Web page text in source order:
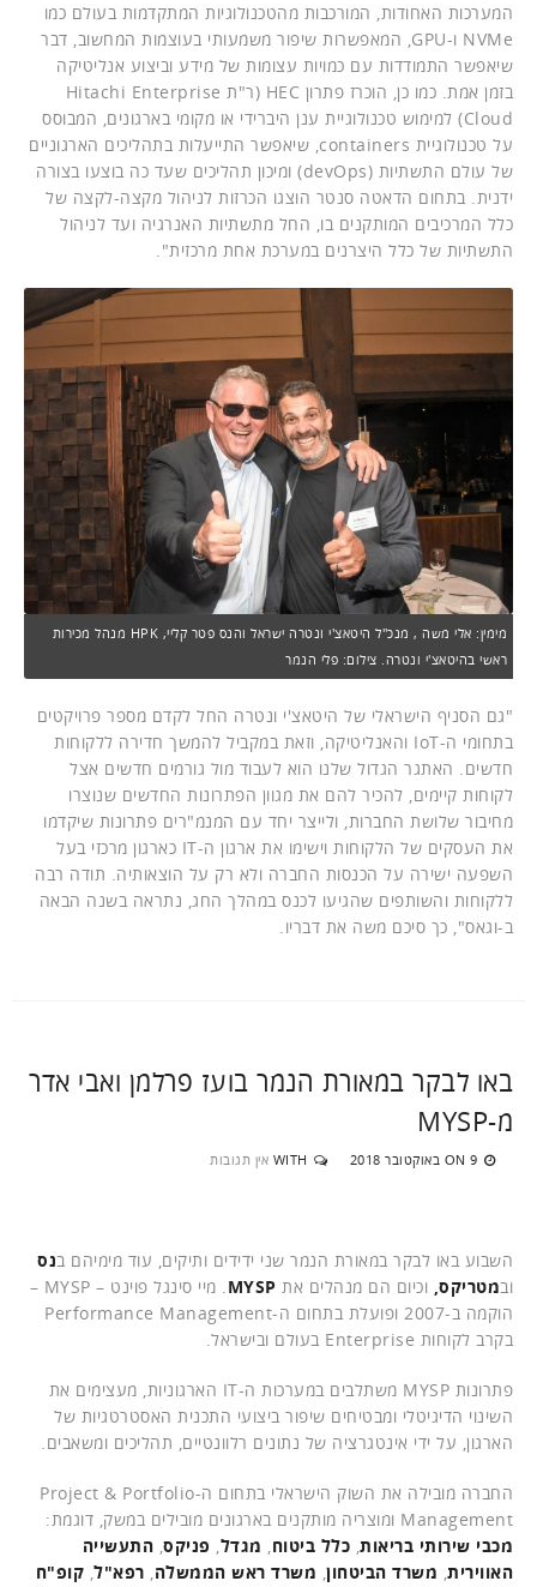
המערכות האחודות, המורכבות מהטכנולוגיות המתקדמות בעולם כמו
NVMe ו-GPU, המאפשרות שיפור משמעותי בעוצמות המחשוב, דבר
שיאפשר התמודדות עם כמויות עצומות של מידע וביצוע אנליטיקה
בזמן אמת. כמו כן, הוכרז פתרון HEC (ר"ת Hitachi Enterprise
Cloud) למימוש טכנולוגיית ענן היברידי או מקומי בארגונים, המבוסס
על טכנולוגיית containers, שיאפשר התייעלות בתהליכים הארגוניים
של עולם התשתיות (devOps) ומיכון תהליכים שעד כה בוצעו בצורה
ידנית. בתחום הדאטה סנטר הוצגו הכרזות לניהול מקצה-לקצה של
כלל המרכיבים המותקנים בו, החל מתשתיות האנרגיה ועד לניהול
התשתיות של כלל היצרנים במערכת אחת מרכזית".
מימין: אלי משה , מנכ"ל היטאצ'י ונטרה ישראל והנס פטר קליי, HPK מנהל מכירות
ראשי בהיטאצ'י ונטרה. צילום: פלי הנמר
"גם הסניף הישראלי של היטאצ'י ונטרה החל לקדם מספר פרויקטים
בתחומי ה-IoT והאנליטיקה, וזאת במקביל להמשך חדירה ללקוחות
חדשים. האתגר הגדול שלנו הוא לעבוד מול גורמים חדשים אצל
לקוחות קיימים, להכיר להם את מגוון הפתרונות החדשים שנוצרו
מחיבור שלושת החברות, ולייצר יחד עם המנמ"רים פתרונות שיקדמו
את העסקים של הלקוחות וישימו את ארגון ה-IT כארגון מרכזי בעל
השפעה ישירה על הכנסות החברה ולא רק על הוצאותיה. תודה רבה
ללקוחות והשותפים שהגיעו לכנס במהלך החג, נתראה בשנה הבאה
ב-וגאס", כך סיכם משה את דבריו.
באו לבקר במאורת הנמר בועז פרלמן ואבי אדר
מ-MYSP
ON 9 באוקטובר 2018 WITH אין תגובות
השבוע באו לבקר במאורת הנמר שני ידידים ותיקים, עוד מימיהם בנס
ובמטריקס, וכיום הם מנהלים את MYSP
. מיי סינגל פוינט – MYSP –
הוקמה ב-2007 ופועלת בתחום ה-Performance Management
בקרב לקוחות Enterprise בעולם ובישראל.
פתרונות MYSP משתלבים במערכות ה-IT הארגוניות, מעצימים את
השינוי הדיגיטלי ומבטיחים שיפור ביצועי התכנית האסטרטגיות של
הארגון, על ידי אינטגרציה של נתונים רלוונטיים, תהליכים ומשאבים.
החברה מובילה את השוק הישראלי בתחום ה-Project & Portfolio
Management ומוצריה מותקנים בארגונים מובילים במשק, דוגמת:
מכבי שירותי בריאות, כלל ביטוח, מגדל, פניקס, התעשייה
האווירית, משרד הביטחון, משרד ראש הממשלה, רפא"ל, קופ"ח